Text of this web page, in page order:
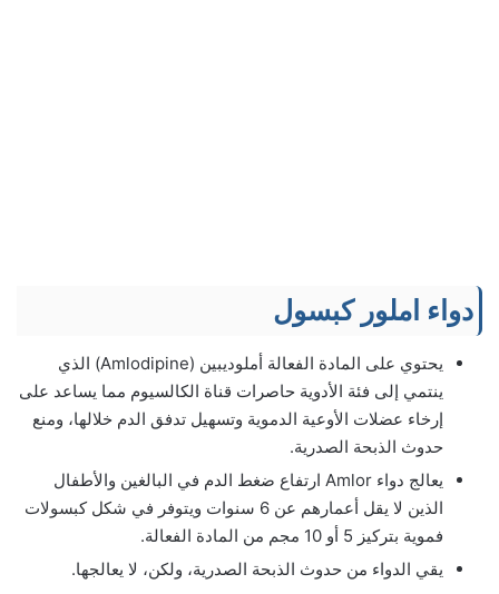
دواء املور كبسول
يحتوي على المادة الفعالة أملوديبين (Amlodipine) الذي
ينتمي إلى فئة الأدوية حاصرات قناة الكالسيوم مما يساعد على
إرخاء عضلات الأوعية الدموية وتسهيل تدفق الدم خلالها، ومنع
حدوث الذبحة الصدرية.
يعالج دواء Amlor ارتفاع ضغط الدم في البالغين والأطفال
الذين لا يقل أعمارهم عن 6 سنوات ويتوفر في شكل كبسولات
فموية بتركيز 5 أو 10 مجم من المادة الفعالة.
يقي الدواء من حدوث الذبحة الصدرية، ولكن، لا يعالجها.